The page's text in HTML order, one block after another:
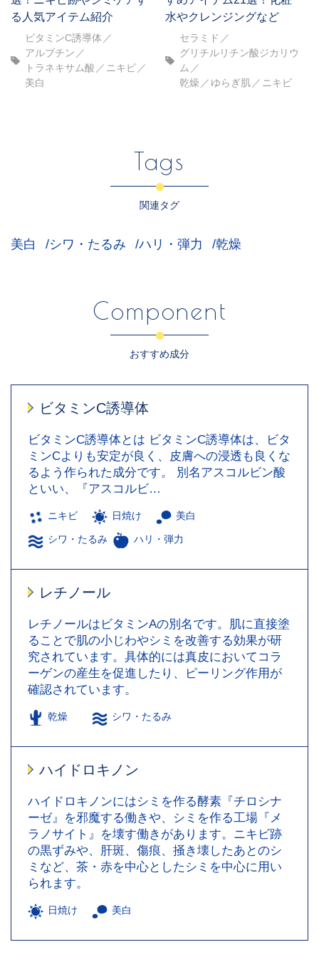
る人気アイテム紹介
ビタミンC誘導体
アルブチン
トラネキサム酸
ニキビ
美白
水やクレンジングなど
セラミド
グリチルリチン酸ジカリウ
ム
乾燥
ゆらぎ肌 ニキビ
Tags
関連タグ
美白 シワ・たるみ ハリ・弾力 乾燥
Component
おすすめ成分
ビタミンC誘導体
ビタミンC誘導体とは ビタミンC誘導体は、ビタ
ミンCよりも安定が良く、皮膚への浸透も良くな
るよう作られた成分です。 別名アスコルビン酸
といい、『アスコルビ…
ニキビ 日焼け 美白
シワ・たるみ ハリ・弾力
レチノール
レチノールはビタミンAの別名です。肌に直接塗
ることで肌の小じわやシミを改善する効果が研
究されています。具体的には真皮においてコラ
ーゲンの産生を促進したり、ピーリング作用が
確認されています。
乾燥 シワ・たるみ
ハイドロキノン
ハイドロキノンにはシミを作る酵素『チロシナ
ーゼ』を邪魔する働きや、シミを作る工場『メ
ラノサイト』を壊す働きがあります。ニキビ跡
の黒ずみや、肝斑、傷痕、掻き壊したあとのシ
ミなど、茶・赤を中心としたシミを中心に用い
られます。
日焼け 美白